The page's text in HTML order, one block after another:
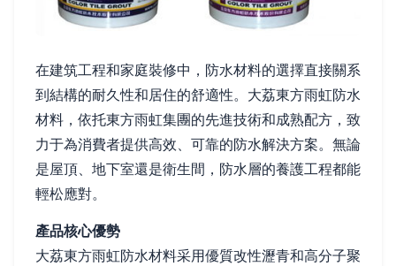
在建筑工程和家庭裝修中，防水材料的選擇直接關系
到結構的耐久性和居住的舒適性。大荔東方雨虹防水
材料，依托東方雨虹集團的先進技術和成熟配方，致
力于為消費者提供高效、可靠的防水解決方案。無論
是屋頂、地下室還是衛生間，防水層的養護工程都能
輕松應對。
產品核心優勢
大荔東方雨虹防水材料采用優質改性瀝青和高分子聚